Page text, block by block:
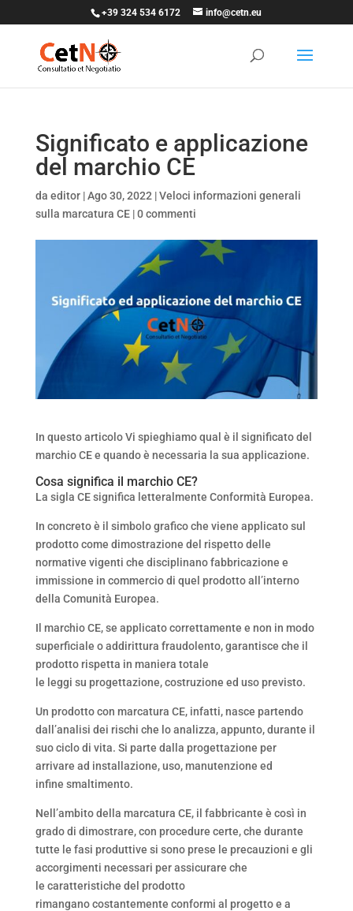
+39 324 534 6172 info@cetn.eu
Significato e applicazione
del marchio CE
da editor|Ago 30, 2022 |Veloci informazioni generali
sulla marcatura CE|0 commenti
In questo articolo Vi spieghiamo qual è il significato del
marchio CE e quando è necessaria la sua applicazione.
Cosa significa il marchio CE?
La sigla CE significa letteralmente Conformità Europea.
In concreto è il simbolo grafico che viene applicato sul
prodotto come dimostrazione del rispetto delle
normative vigenti che disciplinano fabbricazione e
immissione in commercio di quel prodotto all’interno
della Comunità Europea.
Il marchio CE, se applicato correttamente e non in modo
superficiale o addirittura fraudolento, garantisce che il
prodotto rispetta in maniera totale
le leggi su progettazione, costruzione ed uso previsto.
Un prodotto con marcatura CE, infatti, nasce partendo
dall’analisi dei rischi che lo analizza, appunto, durante il
suo ciclo di vita. Si parte dalla progettazione per
arrivare ad installazione, uso, manutenzione ed
infine smaltimento.
Nell’ambito della marcatura CE, il fabbricante è così in
grado di dimostrare, con procedure certe, che durante
tutte le fasi produttive si sono prese le precauzioni e gli
accorgimenti necessari per assicurare che
le caratteristiche del prodotto
rimangano costantemente conformi al progetto e a